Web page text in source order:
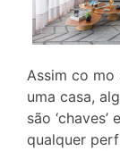
Assim co mo
uma casa,
são
qualquer